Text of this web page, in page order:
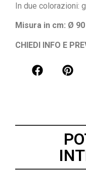
In due colorazioni:
Misura in cm: Ø
CHIEDI INFO E